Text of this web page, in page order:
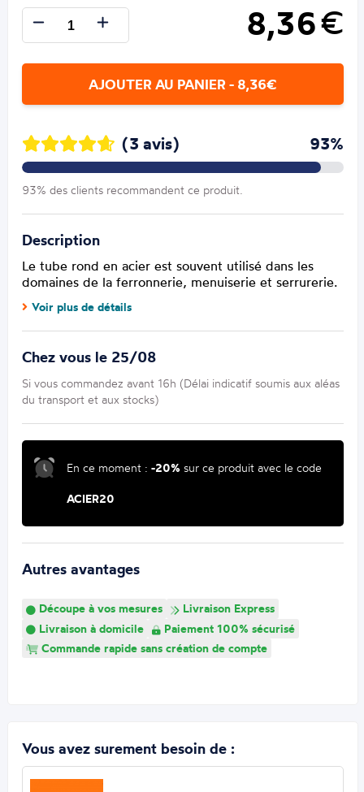
8,36€
AJOUTER AU PANIER - 8,36€
(3 avis) 93%
93% des clients recommandent ce produit.
Description
Le tube rond en acier est souvent utilisé dans les
domaines de la ferronnerie, menuiserie et serrurerie.
Voir plus de détails
Chez vous le 25/08
Si vous commandez avant 16h (Délai indicatif soumis aux aléas
du transport et aux stocks)
En ce moment :-20% sur ce produit avec le code
ACIER20
Autres avantages
Découpe à vos mesures
Livraison Express
Livraison à domicile
Paiement 100% sécurisé
Commande rapide sans création de compte
Vous avez surement besoin de :